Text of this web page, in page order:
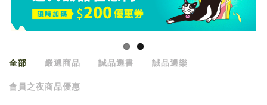
全部 嚴選商品 誠品選書 誠品選樂
會員之夜商品優惠